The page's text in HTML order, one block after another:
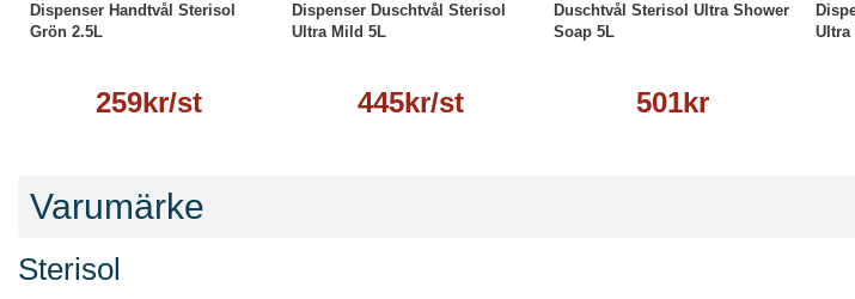
Dispenser Handtvål Sterisol
Grön 2.5L
259kr/st
Dispenser Duschtvål Sterisol
Ultra Mild 5L
445kr/st
Duschtvål Sterisol Ultra Shower
Soap 5L
501kr
Ultra
Varumärke
Sterisol